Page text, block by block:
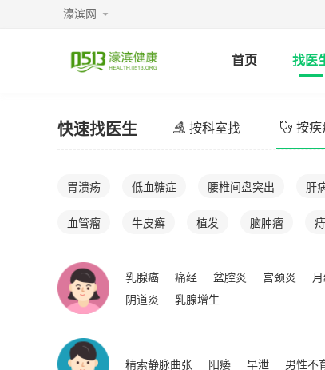
濠滨网
首页 找医
快速找医生 按科室找 按疾
胃溃疡 低血糖症 腰椎间盘突出 肝
血管瘤 牛皮癣 植发 脑肿瘤
乳腺癌 痛经 盆腔炎 宫颈炎
阴道炎
乳腺增生
精索静脉曲张 阳痿 早泄 男性不